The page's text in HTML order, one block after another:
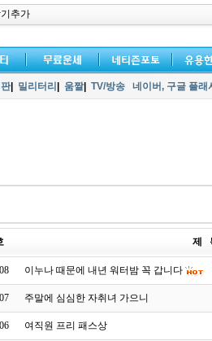
추가
| 밀리터리 움짤| TV/방송 네이버, 구글 플
제
이누나 때문에 내년 워터밤 꼭 갑니다
주말에 심심한 자취녀 가으니
여직원 프리 패스상